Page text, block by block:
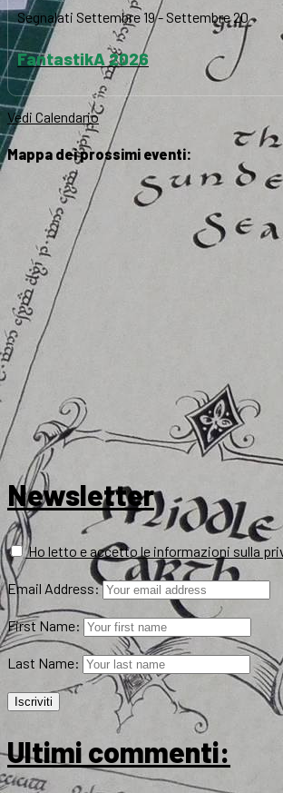
Segnalati Settembre 19- Settembre 20
FantastikA 2026
Vedi Calendario
Mappa dei prossimi eventi:
Newsletter
Ho letto e accetto le informazioni sulla
Email Address:
First Name:
Last Name:
Ultimi commenti: